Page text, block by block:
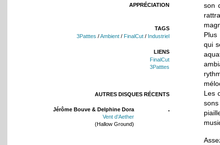
APPRÉCIATION
TAGS
3Patttes /Ambient / FinalCut / Industriel
LIENS
FinalCut
3Patttes
AUTRES DISQUES RÉCENTS
Jérôme Bouve & Delphine Dora
Vent d’Aether
(Hallow Ground)
son
qui
Les